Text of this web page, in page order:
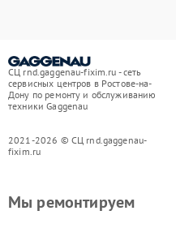
СЦ rnd.gaggenau-fixim.ru - сеть
сервисных центров в Ростове-на-
Дону по ремонту и обслуживанию
техники Gaggenau
2021-2026 © СЦ rnd.gaggenau-
fixim.ru
Мы ремонтируем